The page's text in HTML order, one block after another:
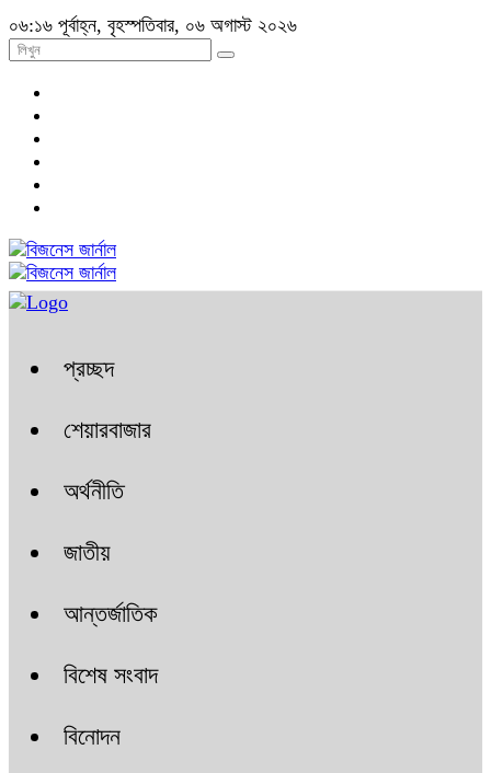
০৬:১৬ পূর্বাহ্ন, বৃহস্পতিবার, ০৬ অগাস্ট ২০২৬
প্রচ্ছদ
শেয়ারবাজার
অর্থনীতি
জাতীয়
আন্তর্জাতিক
বিশেষ সংবাদ
বিনোদন